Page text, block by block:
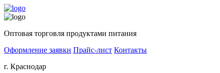
Оптовая торговля продуктами питания
Оформление заявки Прайс-лист Контакты
г. Краснодар